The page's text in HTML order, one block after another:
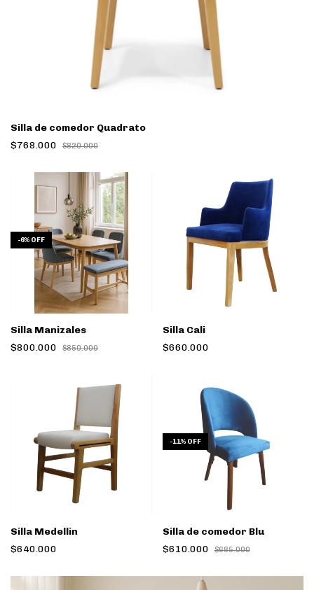
Silla de comedor Quadrato
$768.000
$820.000
-6% OFF
Silla Manizales
$800.000
$850.000
Silla Cali
$660.000
Silla Medellin
$640.000
-11% OFF
Silla de comedor Blu
$610.000
$685.000